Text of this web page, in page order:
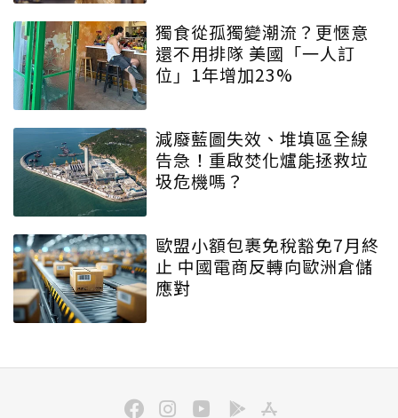
獨食從孤獨變潮流？更愜意
還不用排隊 美國「一人訂
位」1年增加23%
減廢藍圖失效、堆填區全線
告急！重啟焚化爐能拯救垃
圾危機嗎？
歐盟小額包裹免稅豁免7月終
止 中國電商反轉向歐洲倉儲
應對